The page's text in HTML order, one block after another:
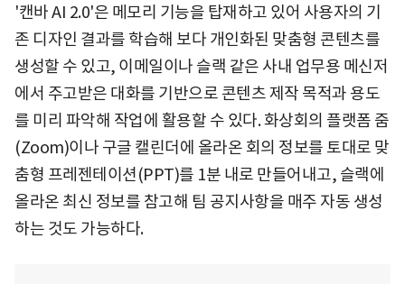
'캔바 AI 2.0'은 메모리 기능을 탑재하고 있어 사용자의 기
존 디자인 결과를 학습해 보다 개인화된 맞춤형 콘텐츠를
생성할 수 있고, 이메일이나 슬랙 같은 사내 업무용 메신저
에서 주고받은 대화를 기반으로 콘텐츠 제작 목적과 용도
를 미리 파악해 작업에 활용할 수 있다. 화상회의 플랫폼 줌
(Zoom)이나 구글 캘린더에 올라온 회의 정보를 토대로 맞
춤형 프레젠테이션(PPT)를 1분 내로 만들어내고, 슬랙에
올라온 최신 정보를 참고해 팀 공지사항을 매주 자동 생성
하는 것도 가능하다.